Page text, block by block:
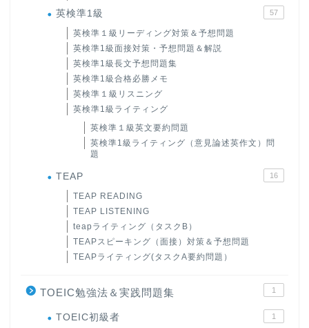
英検準1級 57
英検準１級リーディング対策＆予想問題
英検準1級面接対策・予想問題＆解説
英検準1級長文予想問題集
英検準1級合格必勝メモ
英検準１級リスニング
英検準1級ライティング
英検準１級英文要約問題
英検準1級ライティング（意見論述英作文）問
題
TEAP 16
TEAP READING
TEAP LISTENING
teapライティング（タスクB）
TEAPスピーキング（面接）対策＆予想問題
TEAPライティング(タスクA要約問題）
TOEIC勉強法＆実践問題集 1
TOEIC初級者 1